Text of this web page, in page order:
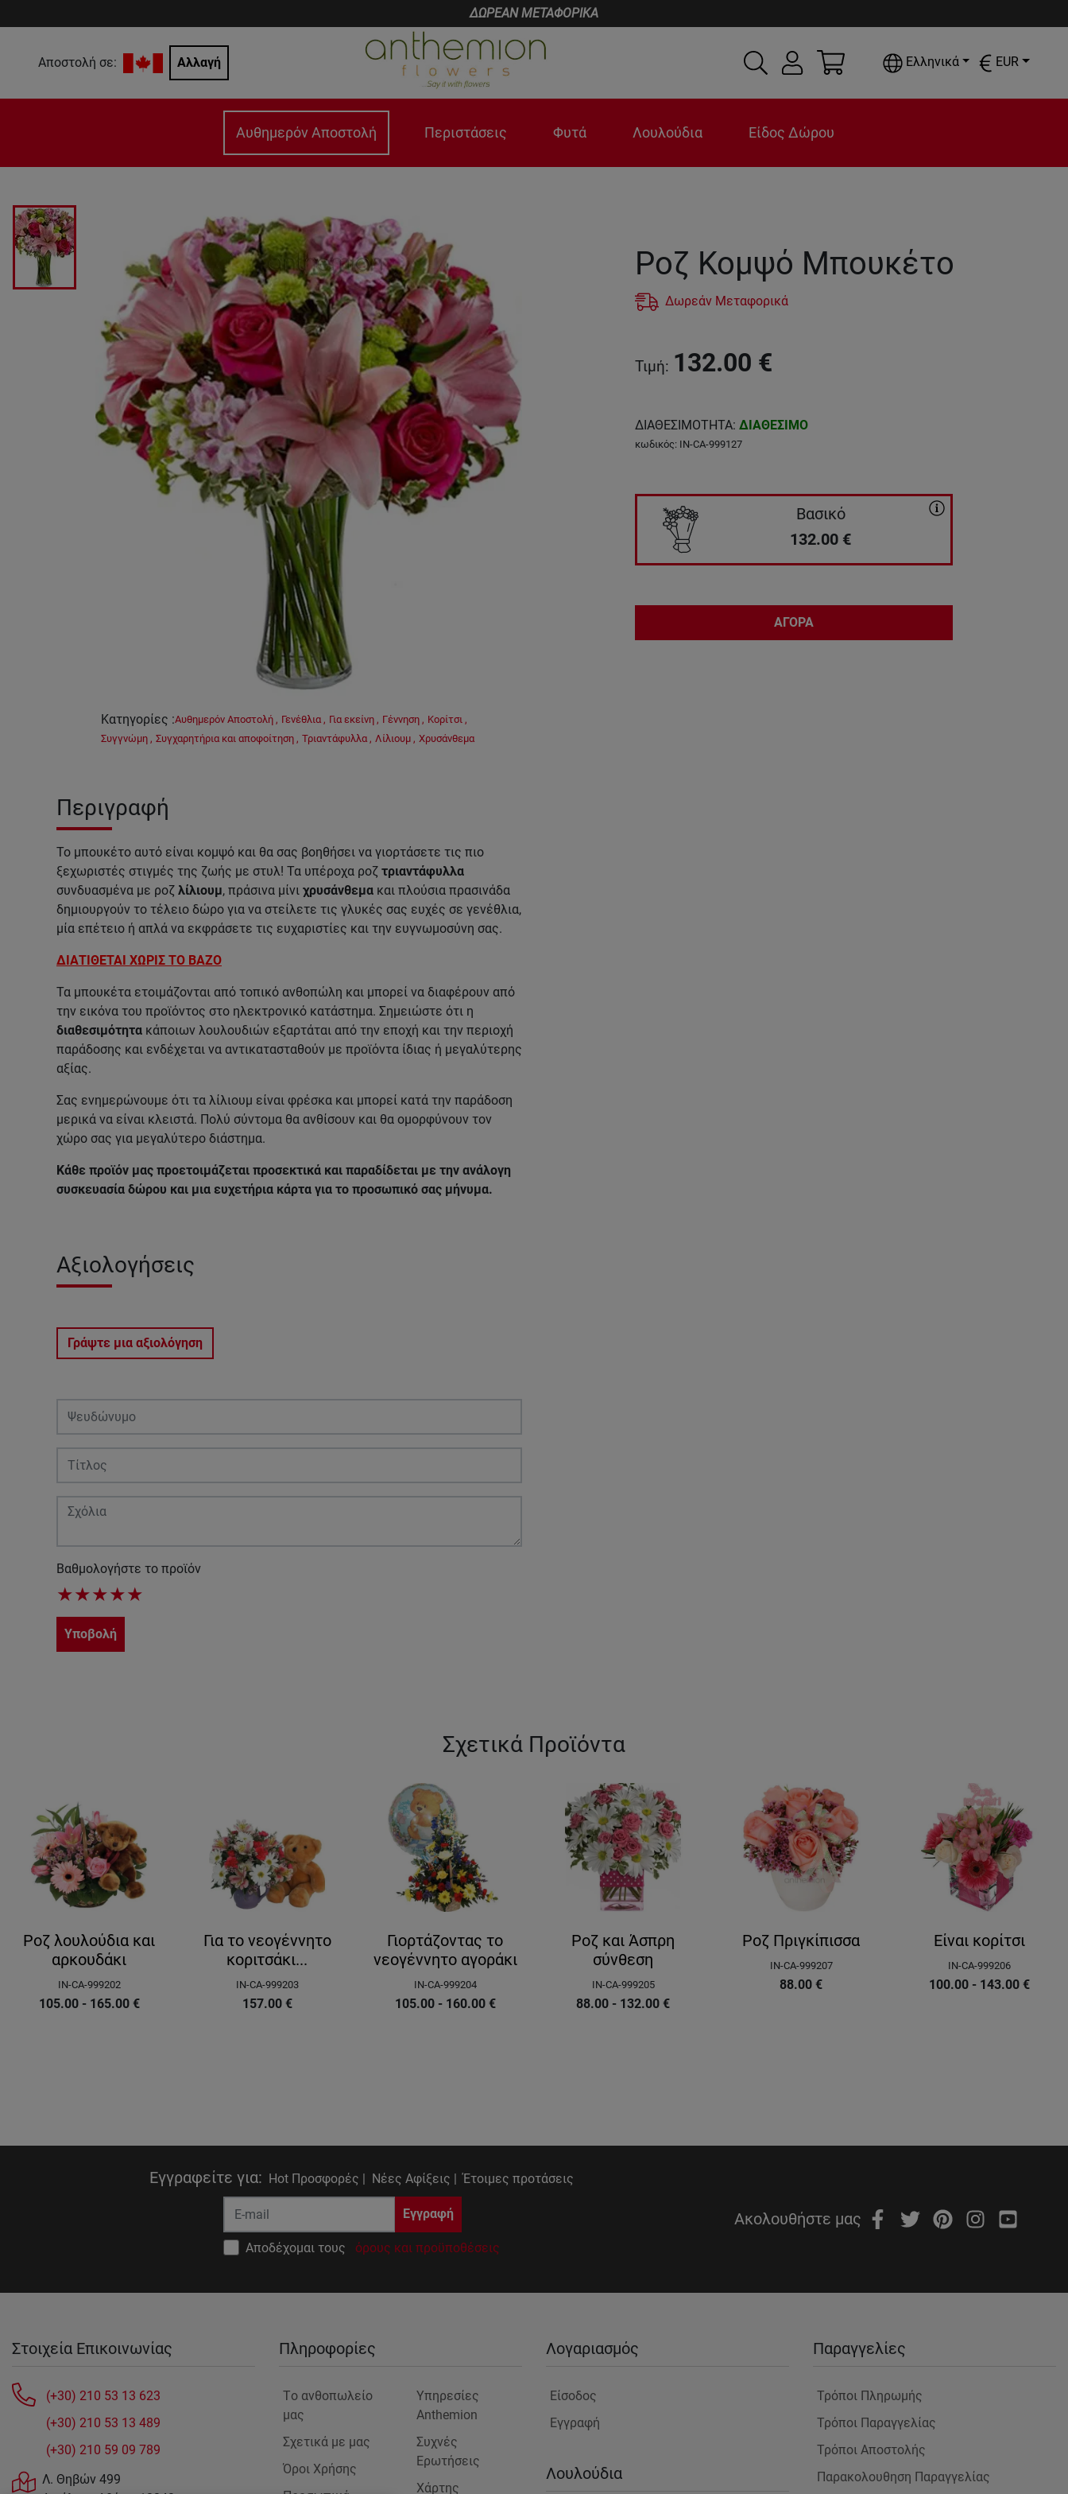
ΔΩΡΕΑΝ ΜΕΤΑΦΟΡΙΚΑ
Αποστολή σε: Αλλαγή Ελληνικά EUR
Αυθημερόν Αποστολή Περιστάσεις Φυτά Λουλούδια Είδος Δώρου
Κατηγορίες :Αυθημερόν Αποστολή , Γενέθλια , Για εκείνη , Γέννηση , Κορίτσι ,
Συγγνώμη , Συγχαρητήρια και αποφοίτηση , Τριαντάφυλλα , Λίλιουμ , Χρυσάνθεμα
Περιγραφή
Το μπουκέτο αυτό είναι κομψό και θα σας βοηθήσει να γιορτάσετε τις πιο
ξεχωριστές στιγμές της ζωής με στυλ! Τα υπέροχα ροζ τριαντάφυλλα
συνδυασμένα με ροζ λίλιουμ, πράσινα μίνι χρυσάνθεμα και πλούσια πρασινάδα
δημιουργούν το τέλειο δώρο για να στείλετε τις γλυκές σας ευχές σε γενέθλια,
μία επέτειο ή απλά να εκφράσετε τις ευχαριστίες και την ευγνωμοσύνη σας.
ΔΙΑΤΙΘΕΤΑΙ ΧΩΡΙΣ ΤΟ ΒΑΖΟ
Τα μπουκέτα ετοιμάζονται από τοπικό ανθοπώλη και μπορεί να διαφέρουν από
την εικόνα του προϊόντος στο ηλεκτρονικό κατάστημα. Σημειώστε ότι η
διαθεσιμότητα κάποιων λουλουδιών εξαρτάται από την εποχή και την περιοχή
παράδοσης και ενδέχεται να αντικατασταθούν με προϊόντα ίδιας ή μεγαλύτερης
αξίας.
Σας ενημερώνουμε ότι τα λίλιουμ είναι φρέσκα και μπορεί κατά την παράδοση
μερικά να είναι κλειστά. Πολύ σύντομα θα ανθίσουν και θα ομορφύνουν τον
χώρο σας για μεγαλύτερο διάστημα.
Κάθε προϊόν μας προετοιμάζεται προσεκτικά και παραδίδεται με την ανάλογη
συσκευασία δώρου και μια ευχετήρια κάρτα για το προσωπικό σας μήνυμα.
Αξιολογήσεις
Γράψτε μια αξιολόγηση
Βαθμολογήστε το προϊόν
★★★★★
Υποβολή
Ροζ Κομψό Μπουκέτο
Δωρεάν Μεταφορικά
Τιμή: 132.00 €
ΔΙΑΘΕΣΙΜΟΤΗΤΑ: ΔΙΑΘΕΣΙΜΟ
κωδικός: IN-CA-999127
Βασικό
132.00 €
ΑΓΟΡΑ
Σχετικά Προϊόντα
Ροζ λουλούδια και
αρκουδάκι
IN-CA-999202
105.00 - 165.00 €
Για το νεογέννητο
κοριτσάκι...
IN-CA-999203
157.00 €
Γιορτάζοντας το
νεογέννητο αγοράκι
IN-CA-999204
105.00 - 160.00 €
Ροζ και Άσπρη
σύνθεση
IN-CA-999205
88.00 - 132.00 €
Ροζ Πριγκίπισσα
IN-CA-999207
88.00 €
Είναι κορίτσι
IN-CA-999206
100.00 - 143.00 €
Εγγραφείτε για: Hot Προσφορές | Νέες Αφίξεις | Έτοιμες προτάσεις
Εγγραφή
Αποδέχομαι τους όρους και προϋποθέσεις
Ακολουθήστε μας
Στοιχεία Επικοινωνίας
(+30) 210 53 13 623
(+30) 210 53 13 489
(+30) 210 59 09 789
Λ. Θηβών 499
Πληροφορίες
Tο ανθοπωλείο
μας
Σχετικά με μας
Όροι Χρήσης
Υπηρεσίες
Anthemion
Συχνές
Ερωτήσεις
Χάρτης
Λογαριασμός
Είσοδος
Εγγραφή
Λουλούδια
Παραγγελίες
Τρόποι Πληρωμής
Τρόποι Παραγγελίας
Τρόποι Αποστολής
Παρακολουθηση Παραγγελίας